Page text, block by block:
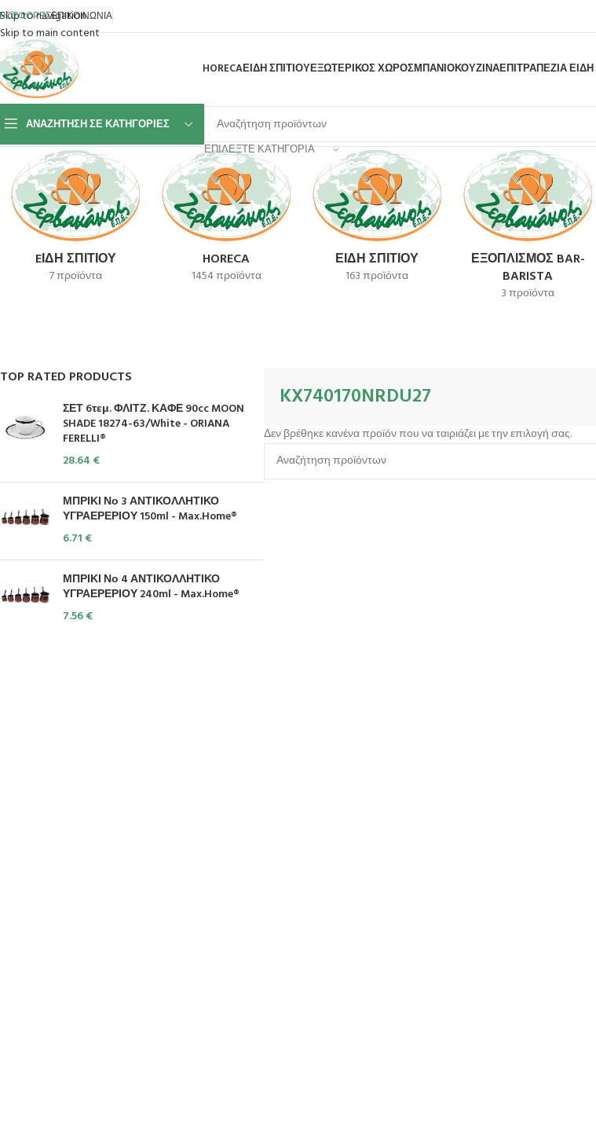
Skip to navigation
Skip to main content
ΕΠΙΚΟΙΝΩΝΙΑ
HORECAΕΙΔΗ ΣΠΙΤΙΟΥΕΞΩΤΕΡΙΚΟΣ ΧΩΡΟΣΜΠΆΝΙΟΚΟΥΖΊΝΑΕΠΙΤΡΑΠΈΖΙΑ ΕΊΔΗ
ΑΝΑΖΉΤΗΣΗ ΣΕ ΚΑΤΗΓΟΡΊΕΣ
ΕΠΙΛΈΞΤΕ ΚΑΤΗΓΟΡΊΑ
KX740170NRDU27
EΊΔΗ ΣΠΙΤΙΟΎ
7 προϊόντα
HORECA
1454 προϊόντα
ΕΊΔΗ ΣΠΙΤΙΟΎ
163 προϊόντα
ΕΞΟΠΛΙΣΜΌΣ BAR-
BARISTA
3 προϊόντα
TOP RATED PRODUCTS
ΣΕΤ 6τεμ. ΦΛΙΤΖ. ΚΑΦΕ 90cc MOON
SHADE 18274-63/White - ORIANA
FERELLI®
28.64 €
ΜΠΡΙΚΙ Νο 3 ΑΝΤΙΚΟΛΛΗΤΙΚΟ
ΥΓΡΑΕΡΕΡΙΟΥ 150ml - Max.Home®
6.71 €
ΜΠΡΙΚΙ Νο 4 ΑΝΤΙΚΟΛΛΗΤΙΚΟ
ΥΓΡΑΕΡΕΡΙΟΥ 240ml - Max.Home®
7.56€
KX740170NRDU27
Δεν βρέθηκε κανένα προϊόν που να ταιριάζει με την επιλογή σας.